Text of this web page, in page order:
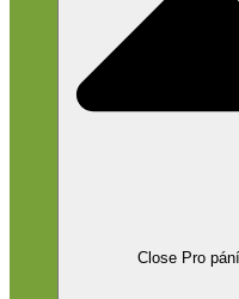
Close Pro